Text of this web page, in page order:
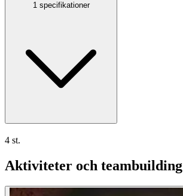
1 specifikationer
4 st.
Aktiviteter och teambuilding